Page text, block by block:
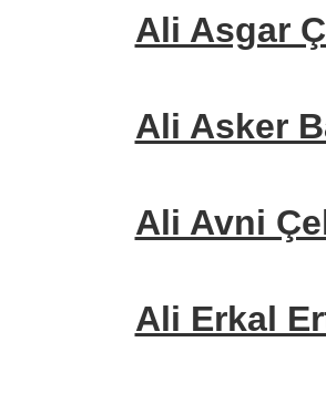
Ali Asgar
Ali Asker
Ali Avni
Ali Erkal